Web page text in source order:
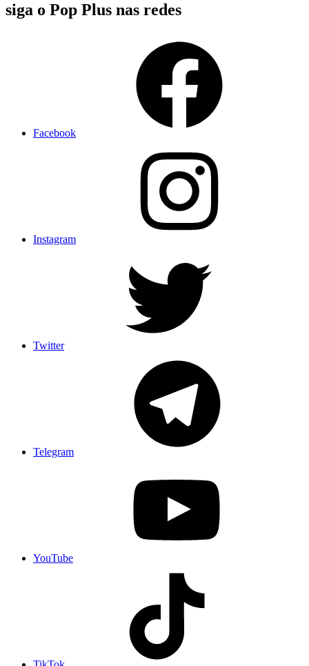
siga o Pop Plus nas redes
Facebook
Instagram
Twitter
Telegram
YouTube